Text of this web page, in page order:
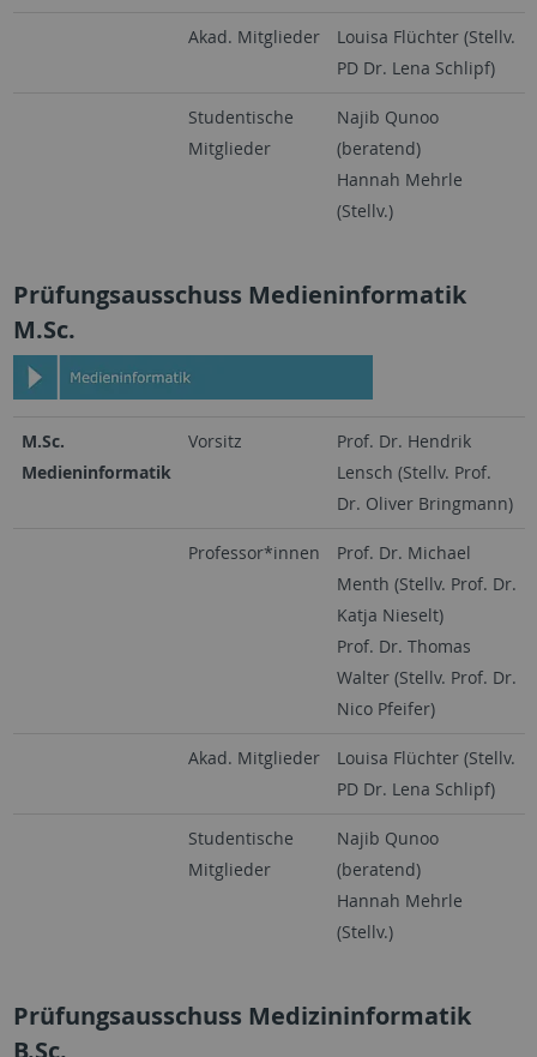
Akad. Mitglieder
Louisa Flüchter (Stellv.
PD Dr. Lena Schlipf)
Studentische
Mitglieder
Najib Qunoo
(beratend)
Hannah Mehrle
(Stellv.)
Prüfungsausschuss Medieninformatik
M.Sc.
M.Sc.
Medieninformatik
Vorsitz
Prof. Dr. Hendrik
Lensch (Stellv. Prof.
Dr. Oliver Bringmann)
Professor*innen
Prof. Dr. Michael
Menth (Stellv. Prof. Dr.
Katja Nieselt)
Prof. Dr. Thomas
Walter (Stellv. Prof. Dr.
Nico Pfeifer)
Akad. Mitglieder
Louisa Flüchter (Stellv.
PD Dr. Lena Schlipf)
Studentische
Mitglieder
Najib Qunoo
(beratend)
Hannah Mehrle
(Stellv.)
Prüfungsausschuss Medizininformatik
B.Sc.